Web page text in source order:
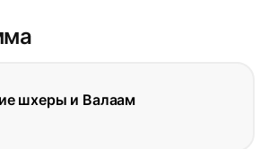
шхеры и Валаам